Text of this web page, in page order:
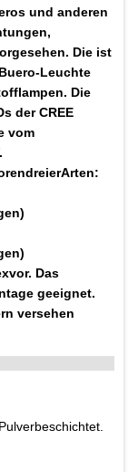
und anderen
Die ist
Leuchte
Die
der CREE
vom
Das
geeignet.
versehen